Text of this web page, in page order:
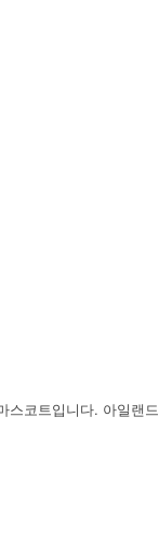
스코트입니다. 아일랜드